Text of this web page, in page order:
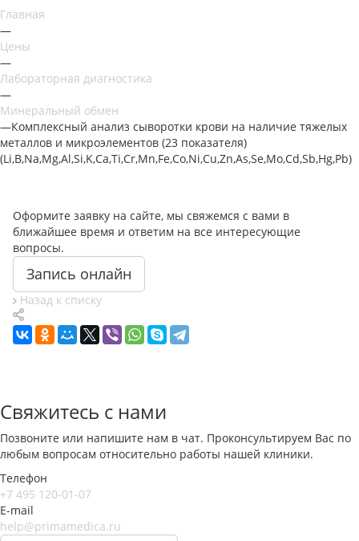
Главная
—
Цены
—
Лабораторная диагностика
—
Минеральный обмен
—Комплексный анализ сыворотки крови на наличие тяжелых
металлов и микроэлементов (23 показателя)
(Li,B,Na,Mg,Al,Si,K,Ca,Ti,Cr,Mn,Fe,Co,Ni,Cu,Zn,As,Se,Mo,Cd,Sb,Hg,Pb)
Оформите заявку на сайте, мы свяжемся с вами в
ближайшее время и ответим на все интересующие
вопросы.
Запись онлайн
Назад к списку
Свяжитесь с нами
Позвоните или напишите нам в чат. Проконсультируем Вас по
любым вопросам относительно работы нашей клиники.
Телефон
+7 495 120-01-07
E-mail
help@primamedica.ru